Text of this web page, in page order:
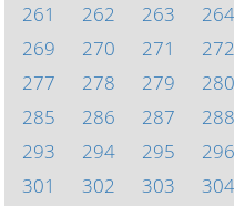
261
262 263 264
269
270 271 272
277
278 279 280
285
286 287 288
293
294 295 296
301
302 303 304